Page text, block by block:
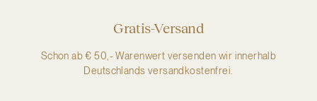
Gratis-Versand
Schon ab € 50,- Warenwert versenden wir innerhalb
Deutschlands versandkostenfrei.